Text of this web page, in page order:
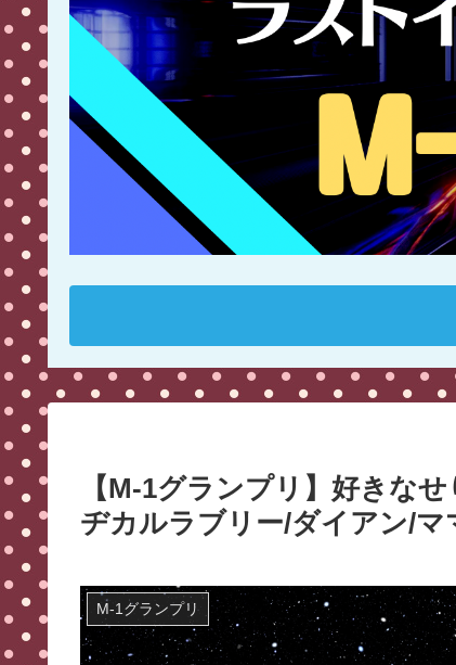
【M-1グランプリ】好きな
ヂカルラブリー/ダイアン/マ
M-1グランプリ